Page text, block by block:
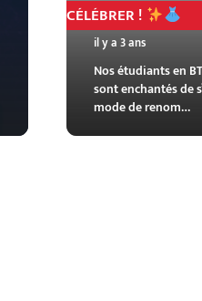
CÉLÉBRER !
il y a 3 ans
Nos étudiants en
sont enchantés de
mode de renom…